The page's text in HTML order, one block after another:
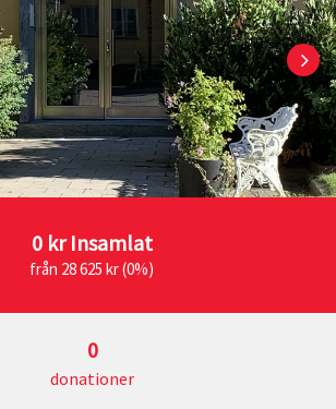
0 krInsamlat
från 28 625 kr (0%)
0
donationer